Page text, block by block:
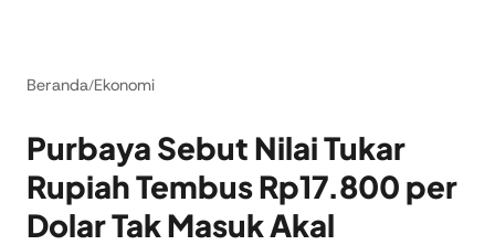
Beranda/Ekonomi
Purbaya Sebut Nilai Tukar
Rupiah Tembus Rp17.800 per
Dolar Tak Masuk Akal